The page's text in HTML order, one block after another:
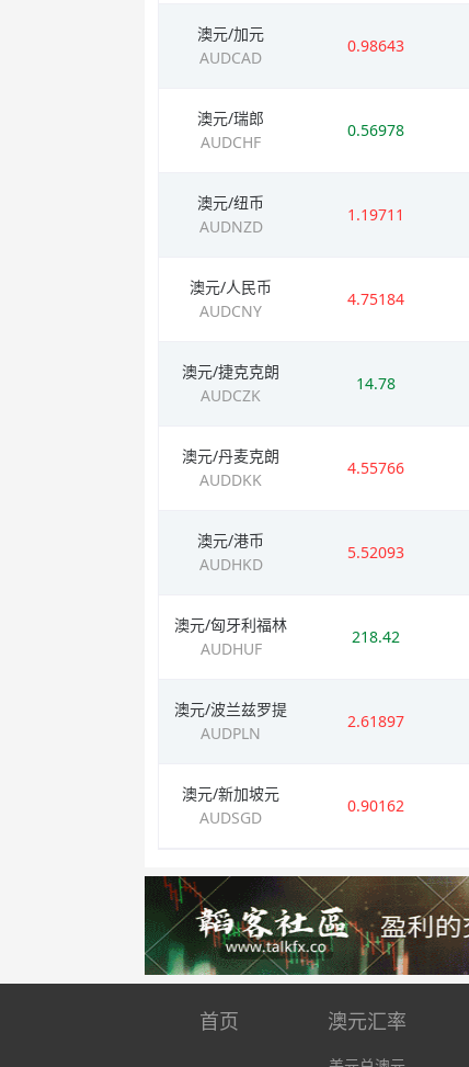
澳元/加元
AUDCAD
0.98643
澳元/瑞郎
AUDCHF
0.56978
澳元/纽币
AUDNZD
1.19711
澳元/人民币
AUDCNY
4.75184
澳元/捷克克朗
AUDCZK
14.78
澳元/丹麦克朗
AUDDKK
4.55766
澳元/港币
AUDHKD
5.52093
澳元/匈牙利福林
AUDHUF
218.42
澳元/波兰兹罗提
AUDPLN
2.61897
澳元/新加坡元
AUDSGD
0.90162
首页 澳元汇率